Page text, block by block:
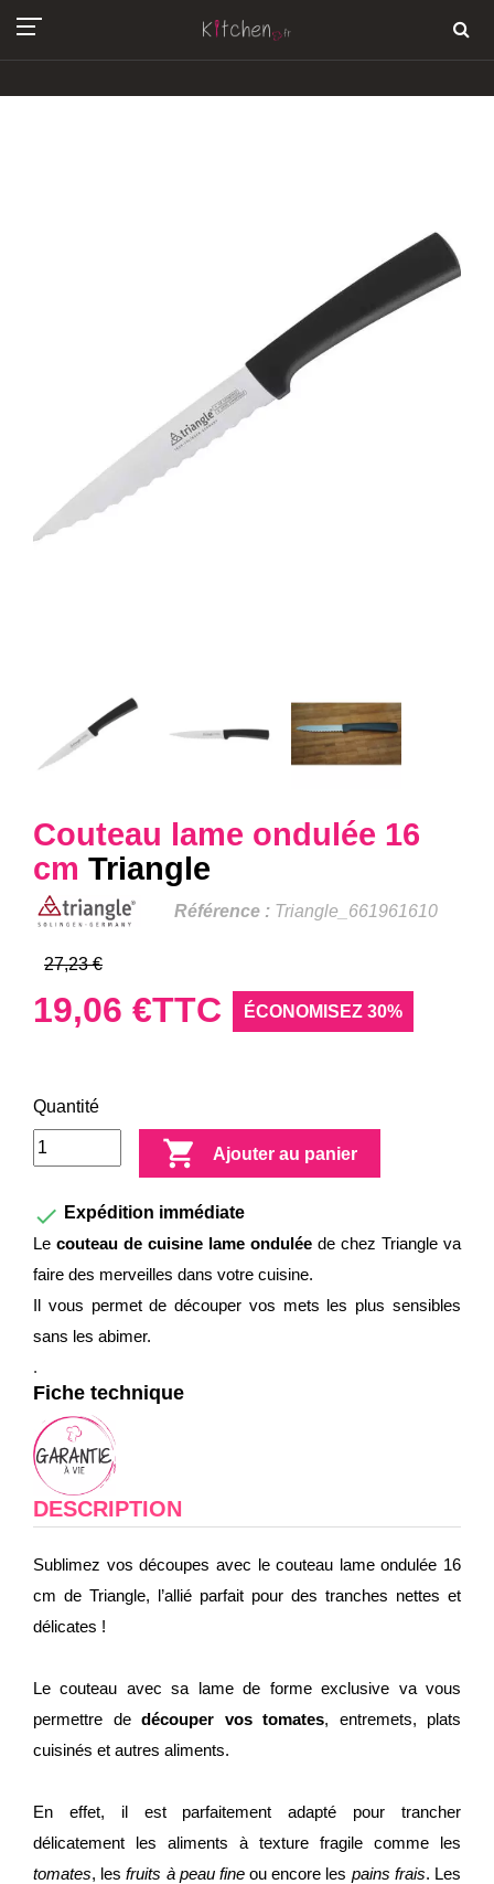
Couteau lame ondulée 16
cm Triangle
Référence : Triangle_661961610
27,23 €
19,06 €TTC ÉCONOMISEZ 30%
Quantité
 Ajouter au panier
 Expédition immédiate
Le couteau de cuisine lame ondulée de chez Triangle va
faire des merveilles dans votre cuisine.
Il vous permet de découper vos mets les plus sensibles
sans les abimer.
.
Fiche technique
DESCRIPTION
Sublimez vos découpes avec le couteau lame ondulée 16
cm de Triangle, l’allié parfait pour des tranches nettes et
délicates !
Le couteau avec sa lame de forme exclusive va vous
permettre de découper vos tomates, entremets, plats
cuisinés et autres aliments.
En effet, il est parfaitement adapté pour trancher
délicatement les aliments à texture fragile comme les
tomates, lesfruits à peau fineou encore les pains frais. Les